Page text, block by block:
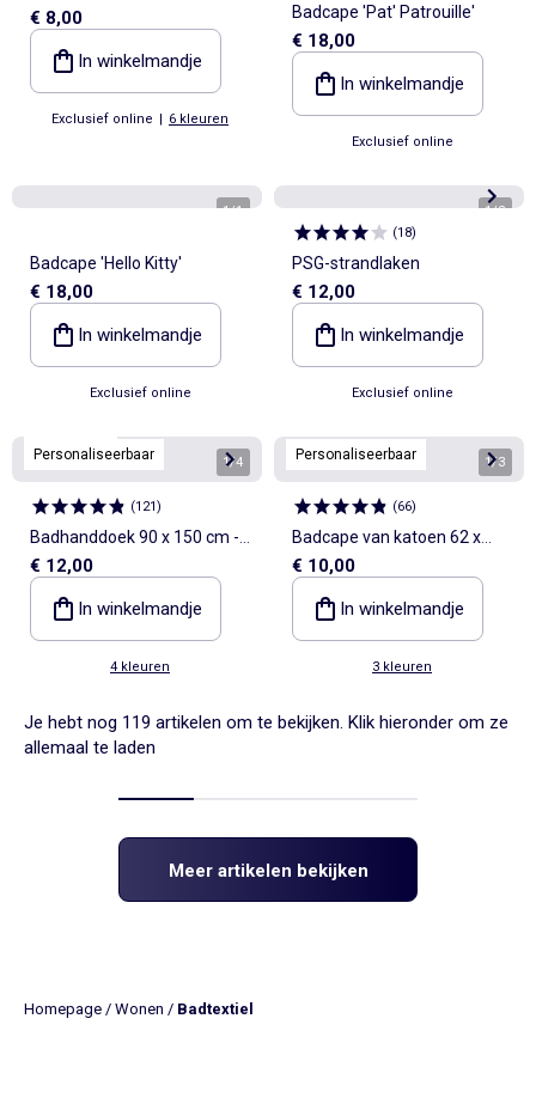
€ 8,00
In winkelmandje
Exclusief online | 6 kleuren
Badcape 'Pat' Patrouille'
€ 18,00
In winkelmandje
Exclusief online
1/1
Badcape 'Hello Kitty'
€ 18,00
In winkelmandje
Exclusief online
1/2
(18)
PSG-strandlaken
€ 12,00
In winkelmandje
Exclusief online
Personaliseerbaar
1/4
(121)
Badhanddoek 90 x 150 cm -
Kiabi Home
€ 12,00
In winkelmandje
4 kleuren
Personaliseerbaar 1/3
(66)
Badcape van katoen 62 x
104 cm
€ 10,00
In winkelmandje
3 kleuren
Je hebt nog 119 artikelen om te bekijken. Klik hieronder om ze
allemaal te laden
Meer artikelen bekijken
Homepage / Wonen / Badtextiel